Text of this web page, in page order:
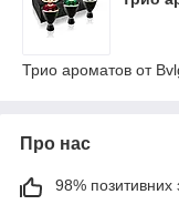
Трио ароматов от
Про нас
98% позитивних